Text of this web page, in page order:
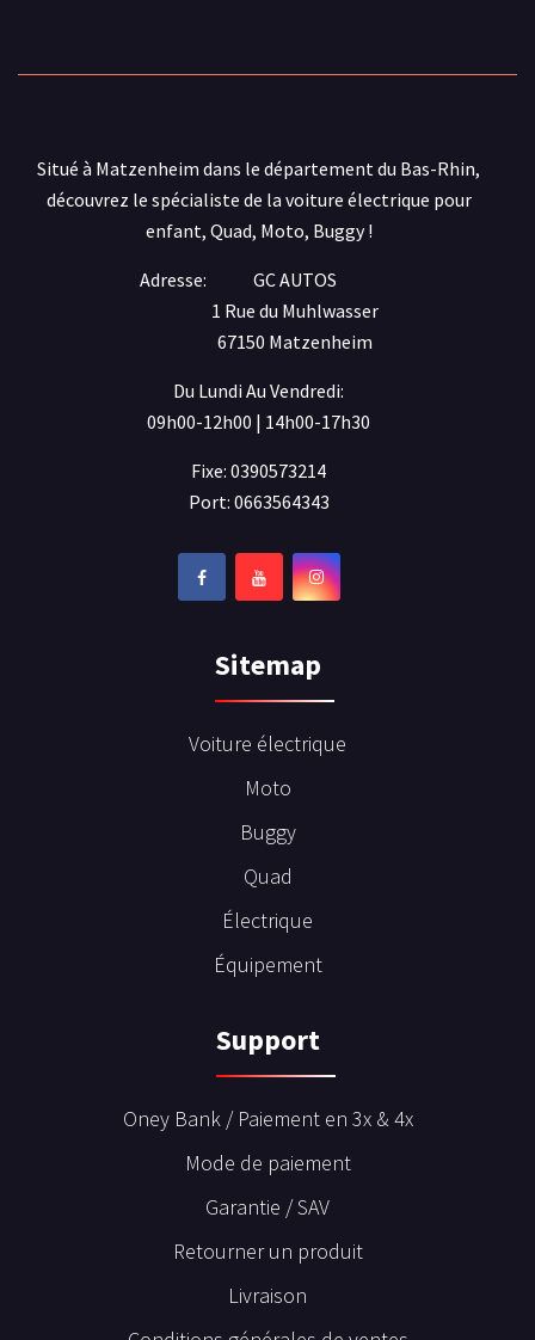
Situé à Matzenheim dans le département du Bas-Rhin,
découvrez le spécialiste de la voiture électrique pour
enfant, Quad, Moto, Buggy !
Adresse:
GC AUTOS
1 Rue du Muhlwasser
67150 Matzenheim
Du Lundi Au Vendredi:
09h00-12h00 | 14h00-17h30
Fixe: 0390573214
Port: 0663564343
Sitemap
Voiture électrique
Moto
Buggy
Quad
Électrique
Équipement
Support
Oney Bank / Paiement en 3x & 4x
Mode de paiement
Garantie / SAV
Retourner un produit
Livraison